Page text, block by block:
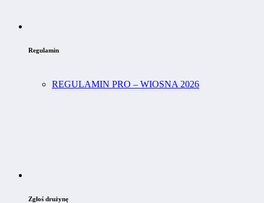
Regulamin
REGULAMIN PRO – WIOSNA 2026
Zgłoś drużynę